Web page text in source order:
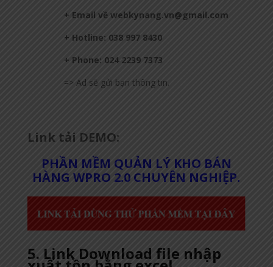
+ Email về webkynang.vn@gmail.com
+ Hotline: 038 997 8430
+ Phone: 024 2239 7373
=> Ad sẽ gửi bạn thông tin.
Link tải DEMO:
PHẦN MỀM QUẢN LÝ KHO BÁN
HÀNG WPRO 2.0 CHUYÊN NGHIỆP.
5. Link Download file nhập